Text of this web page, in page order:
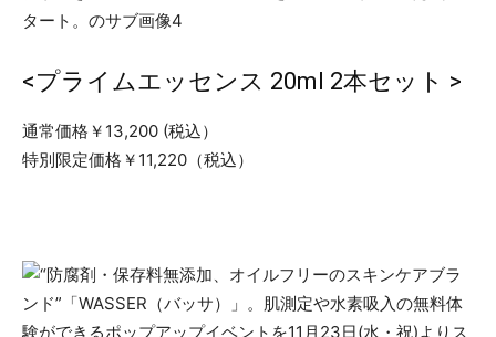
<プライムエッセンス 20ml 2本セット >
通常価格￥13,200 (税込）
特別限定価格￥11,220（税込）